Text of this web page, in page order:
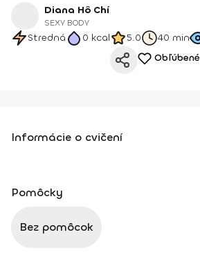
Diana Hô Chí
SEXY BODY
Stredná 0 kcal 5.0 40 min
Obľúbené
Informácie o cvičení
Pomôcky
Bez pomôcok